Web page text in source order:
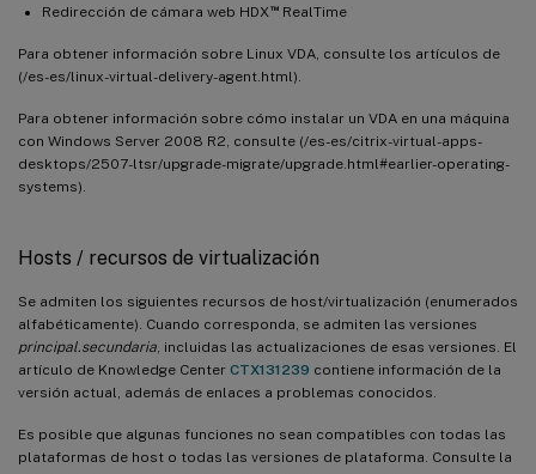
Redirección de cámara web HDX ™RealTime
Para obtener información sobre Linux VDA, consulte los artículos de
(/es-es/linux-virtual-delivery-agent.html).
Para obtener información sobre cómo instalar un VDA en una máquina
con Windows Server 2008 R2, consulte (/es-es/citrix-virtual-apps-
desktops/2507-ltsr/upgrade-migrate/upgrade.html#earlier-operating-
systems).
Hosts / recursos de virtualización
Se admiten los siguientes recursos de host/virtualización (enumerados
alfabéticamente). Cuando corresponda, se admiten las versiones
principal.secundaria , incluidas las actualizaciones de esas versiones. El
artículo de Knowledge Center CTX131239 contiene información de la
versión actual, además de enlaces a problemas conocidos.
Es posible que algunas funciones no sean compatibles con todas las
plataformas de host o todas las versiones de plataforma. Consulte la